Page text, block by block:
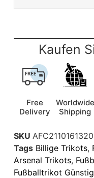
Kaufen
Free
Delivery
Worldwide
Shipping
SKU AFC2110161320
Tags Billige Trikots,
Arsenal Trikots,
Fußballtrikot